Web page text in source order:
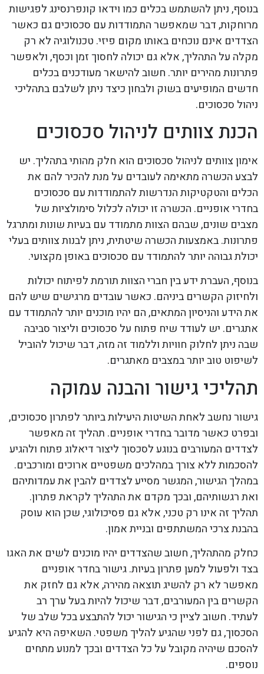
בנוסף, ניתן להשתמש בכלים כמו וידאו קונפרנסינג לפגישות
מרוחקות, דבר שמאפשר התמודדות עם סכסוכים גם כאשר
הצדדים אינם נוכחים באותו מקום פיזי. טכנולוגיה לא רק
מקלה על התהליך, אלא גם יכולה לחסוך זמן וכסף, ולאפשר
פתרונות מהירים יותר. חשוב להישאר מעודכנים בכלים
חדשים המופיעים בשוק ולבחון כיצד ניתן לשלבם בתהליכי
ניהול סכסוכים.
הכנת צוותים לניהול סכסוכים
אימון צוותים לניהול סכסוכים הוא חלק מהותי בתהליך. יש
לבצע הכשרה מתאימה לעובדים על מנת להכיר להם את
הכלים והטקטיקות הנדרשות להתמודדות עם סכסוכים
בחדרי אופניים. הכשרה זו יכולה לכלול סימולציות של
מצבים שונים, שבהם הצוות מתמודד עם בעיות שונות ומתרגל
פתרונות. באמצעות הכשרה שיטתית, ניתן לבנות צוותים בעלי
יכולת גבוהה יותר להתמודד עם סכסוכים באופן מקצועי.
בנוסף, העברת ידע בין חברי הצוות תורמת לפיתוח יכולות
ולחיזוק הקשרים ביניהם. כאשר עובדים מרגישים שיש להם
את הידע והניסיון המתאים, הם יהיו מוכנים יותר להתמודד עם
אתגרים. יש לעודד שיח פתוח על סכסוכים וליצור סביבה
שבה ניתן לחלוק חוויות וללמוד זה מזה, דבר שיכול להוביל
לשיפוט טוב יותר במצבים מאתגרים.
תהליכי גישור והבנה עמוקה
גישור נחשב לאחת השיטות היעילות ביותר לפתרון סכסוכים,
ובפרט כאשר מדובר בחדרי אופניים. תהליך זה מאפשר
לצדדים המעורבים בנוגע לסכסוך ליצור דיאלוג פתוח ולהגיע
להסכמות ללא צורך במהלכים משפטיים ארוכים ומורכבים.
במהלך הגישור, המגשר מסייע לצדדים להבין את עמדותיהם
ואת רגשותיהם, ובכך מקדם את התהליך לקראת פתרון.
תהליך זה אינו רק טכני, אלא גם פסיכולוגי, שכן הוא עוסק
בהבנת צרכי המשתתפים ובניית אמון.
כחלק מהתהליך, חשוב שהצדדים יהיו מוכנים לשים את האגו
בצד ולפעול למען פתרון בעיות. גישור בחדר אופניים
מאפשר לא רק להשיג תוצאה מהירה, אלא גם לחזק את
הקשרים בין המעורבים, דבר שיכול להיות בעל ערך רב
לעתיד. חשוב לציין כי הגישור יכול להתבצע בכל שלב של
הסכסוך, גם לפני שהגיע להליך משפטי. השאיפה היא להגיע
להסכם שיהיה מקובל על כל הצדדים ובכך למנוע מתחים
נוספים.